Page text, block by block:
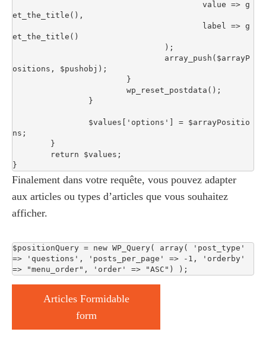
et_the_title(),
et_the_title()
ositions, $pushobj);
ns;
}
Finalement dans votre requête, vous pouvez adapter
aux articles ou types d’articles que vous souhaitez
afficher.
$positionQuery = new WP_Query( array( 'post_type'
=> 'questions', 'posts_per_page' => -1, 'orderby'
=> "menu_order", 'order' => "ASC") );
Articles Formidable
form